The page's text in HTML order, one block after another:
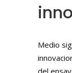
Medio
del